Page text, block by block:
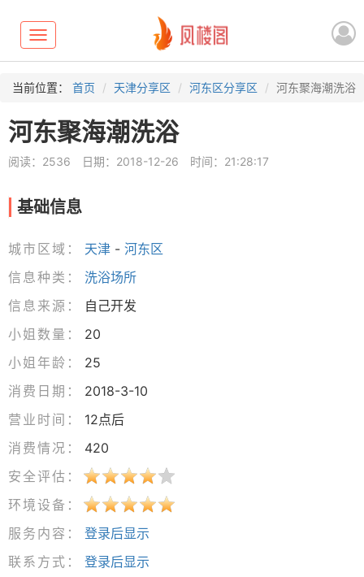
Toggle
navigation
当前位置： 首页 天津分享区 河东区分享区 河东聚海潮洗浴
河东聚海潮洗浴
阅读：2536 日期：2018-12-26 时间：21:28:17
基础信息
城市区域： 天津 - 河东区
信息种类：
洗浴场所
信息来源：
自己开发
小姐数量：
20
小姐年龄：
25
消费日期：
2018-3-10
营业时间：
12点后
消费情况：
420
安全评估：
环境设备：
服务内容：
登录后显示
联系方式：
登录后显示